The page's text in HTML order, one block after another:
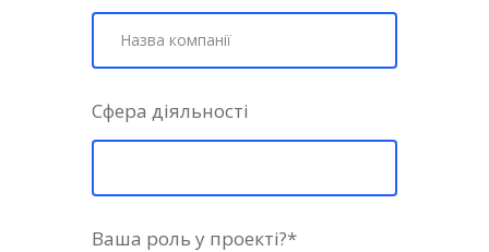
Сфера діяльності
Ваша роль у проекті?*